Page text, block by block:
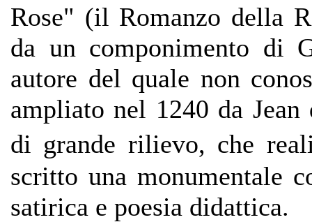
Rose" (il Romanzo della
da un componimento di
autore del quale non
ampliato nel 1240 da
di grande rilievo, che
scritto una monumentale
satirica e poesia didattica.